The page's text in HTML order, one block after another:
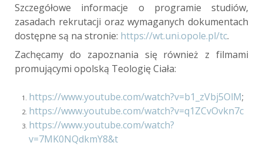
Szczegółowe informacje o programie studiów,
zasadach rekrutacji oraz wymaganych dokumentach
dostępne są na stronie: https://wt.uni.opole.pl/tc.
Zachęcamy do zapoznania się również z filmami
promującymi opolską Teologię Ciała:
https://www.youtube.com/watch?v=b1_zVbj5OlM;
https://www.youtube.com/watch?v=q1ZCvOvkn7c
https://www.youtube.com/watch?
v=7MK0NQdkmY8&t